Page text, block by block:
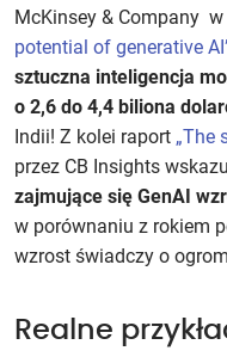
McKinsey & Company
potential of generative
sztuczna inteligencja
o 2,6 do 4,4 biliona
Indii! Z kolei raport „The
przez CB Insights
zajmujące się GenAI
w porównaniu z rokiem
wzrost świadczy o
Realne